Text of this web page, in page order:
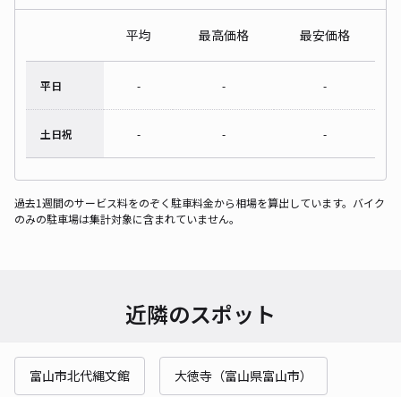
平均 最高価格 最安価格
平日 - - -
土日祝 - - -
過去1週間のサービス料をのぞく駐車料金から相場を算出しています。バイク
のみの駐車場は集計対象に含まれていません。
近隣のスポット
富山市北代縄文館 大徳寺（富山県富山市）